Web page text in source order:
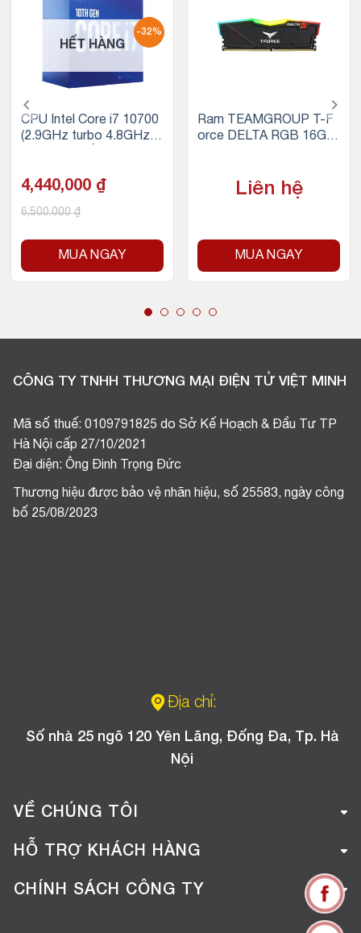
-32%
HẾT HÀNG
CPU Intel Core i7 10700
(2.9GHz turbo 4.8GHz |
4,440,000 ₫
6,500,000₫
MUA NGAY
Ram TEAMGROUP T-F
orce DELTA RGB 16GB
Liên hệ
MUA NGAY
CÔNG TY TNHH THƯƠNG MẠI ĐIỆN TỬ VIỆT MINH
Mã số thuế: 0109791825 do Sở Kế Hoạch & Đầu Tư TP
Hà Nội cấp 27/10/2021
Đại diện: Ông Đinh Trọng Đức
Thương hiệu được bảo vệ nhãn hiệu, số 25583, ngày công
bố 25/08/2023
Địa chỉ:
Số nhà 25 ngõ 120 Yên Lãng, Đống Đa, Tp. Hà
Nội
VỀ CHÚNG TÔI
Giới thiệu công ty
Tuyển dụng
HỖ TRỢ KHÁCH HÀNG
Hướng dẫn mua hàng online
CHÍNH SÁCH CÔNG TY